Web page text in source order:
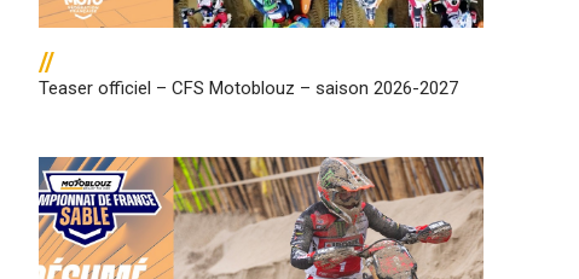
//
Teaser officiel – CFS Motoblouz – saison 2026-2027